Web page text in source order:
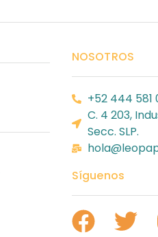
NOSOTROS
+52 444 581
C. 4 203,
Secc. SLP.
Síguenos